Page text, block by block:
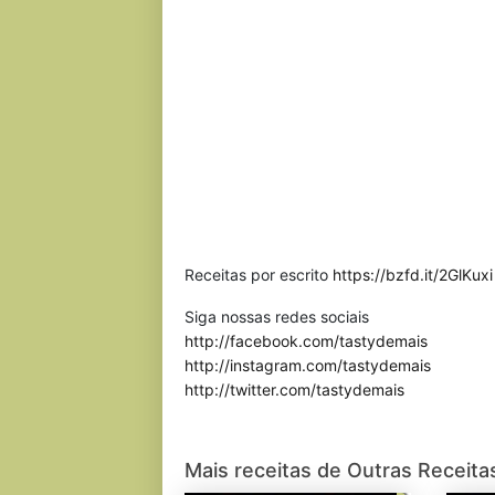
Receitas por escrito https://bzfd.it/2GlKuxi
Siga nossas redes sociais
http://facebook.com/tastydemais
http://instagram.com/tastydemais
http://twitter.com/tastydemais
Mais receitas de Outras